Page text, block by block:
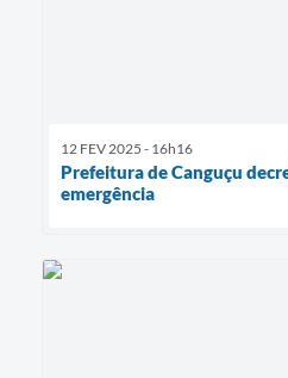
12 FEV 2025 - 16h16
Prefeitura de Canguçu
emergência